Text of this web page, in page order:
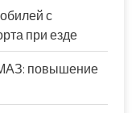
с
при езде
повышение